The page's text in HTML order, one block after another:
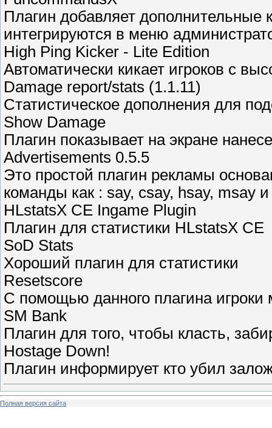
Плагин добавляет
интегрируются в меню
High Ping Kicker - Lite Edition
Автоматически кикает игроков с
Damage report/stats (1.1.11)
Статистическое дополнения для
Show Damage
Плагин показывает на экране
Advertisements 0.5.5
Это простой плагин рекламы
команды как : say, csay, hsay, msay
HLstatsX CE Ingame Plugin
Плагин для статистики HLstatsX CE
SoD Stats
Хороший плагин для статистики
Resetscore
С помощью данного плагина игроки
SM Bank
Плагин для того, чтобы класть,
Hostage Down!
Плагин информирует кто убил
Полная версия сайта